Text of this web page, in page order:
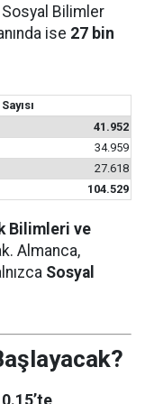
Sosyal Bilimler
ise 27 bin
41.952
34.959
27.618
104.529
Bilimleri ve
Almanca,
Sosyal